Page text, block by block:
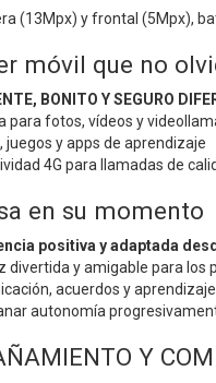
(13Mpx) y frontal (5Mpx),
móvil que no
BONITO Y SEGURO
para fotos, vídeos y
juegos y apps de aprendizaje
4G para llamadas de
en su momento
positiva y adaptada
divertida y amigable para los
acuerdos y
autonomía
Y